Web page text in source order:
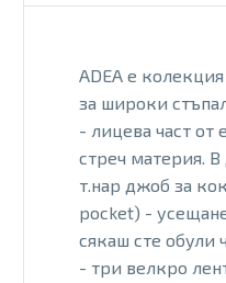
ADEA е
за широки
- лицева част от
стреч материя.
т.нар джоб за
pocket) -
сякаш сте обули
- три велкро